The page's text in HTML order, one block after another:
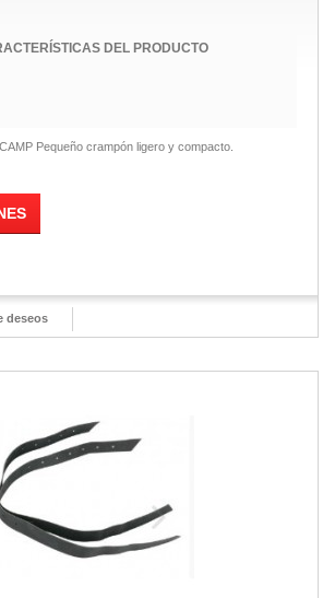
DEL PRODUCTO
Pequeño crampón ligero y compacto.
deseos